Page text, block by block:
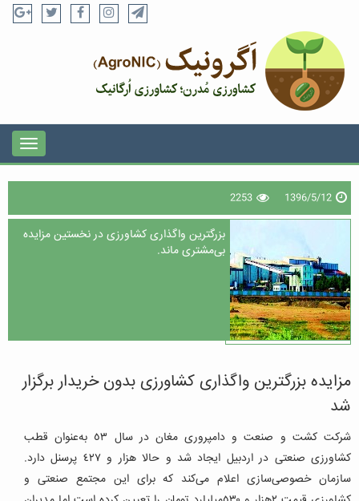
1396/5/12
2253
بزرگترین واگذاری کشاورزی در نخستین مزایده
بی‌مشتری ماند.
مزایده بزرگترین واگذاری کشاورزی بدون خریدار برگزار
شد
شرکت کشت و صنعت و دامپروری مغان در‌ سال ٥٣ به‌عنوان قطب
کشاورزی صنعتی در اردبیل ایجاد شد و حالا‌ هزار و ٤٢٧ پرسنل دارد.
سازمان خصوصی‌سازی اعلام می‌کند که برای این مجتمع صنعتی و